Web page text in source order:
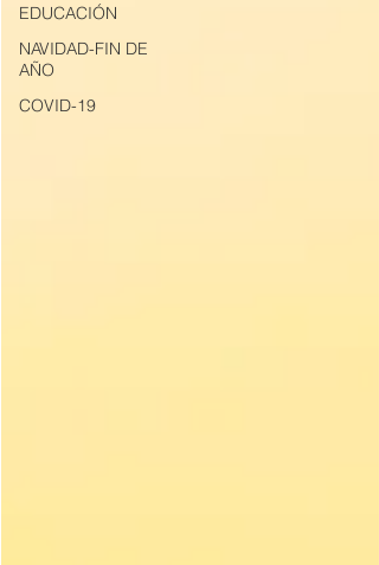
EDUCACIÓN
NAVIDAD-FIN DE
AÑO
COVID-19